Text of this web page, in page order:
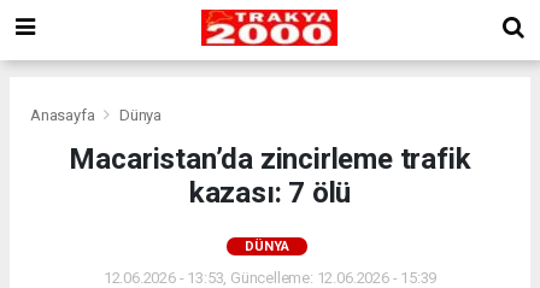
Anasayfa Dünya
Macaristan’da zincirleme trafik
kazası: 7 ölü
DÜNYA
12.06.2026 - 13:53, Güncelleme: 12.06.2026 - 15:39